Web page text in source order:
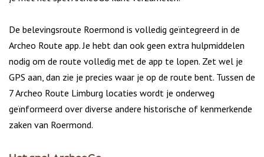
De belevingsroute Roermond is volledig geïntegreerd in de
Archeo Route app. Je hebt dan ook geen extra hulpmiddelen
nodig om de route volledig met de app te lopen. Zet wel je
GPS aan, dan zie je precies waar je op de route bent. Tussen de
7 Archeo Route Limburg locaties wordt je onderweg
geïnformeerd over diverse andere historische of kenmerkende
zaken van Roermond.